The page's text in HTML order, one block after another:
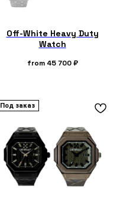
Off-White Heavy Duty
Watch
from 45 700 ₽
Под заказ